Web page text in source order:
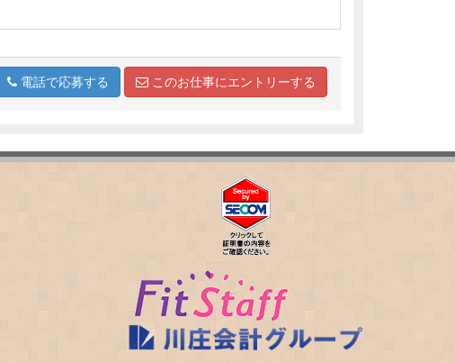
電話で応募する このお仕事にエントリーする